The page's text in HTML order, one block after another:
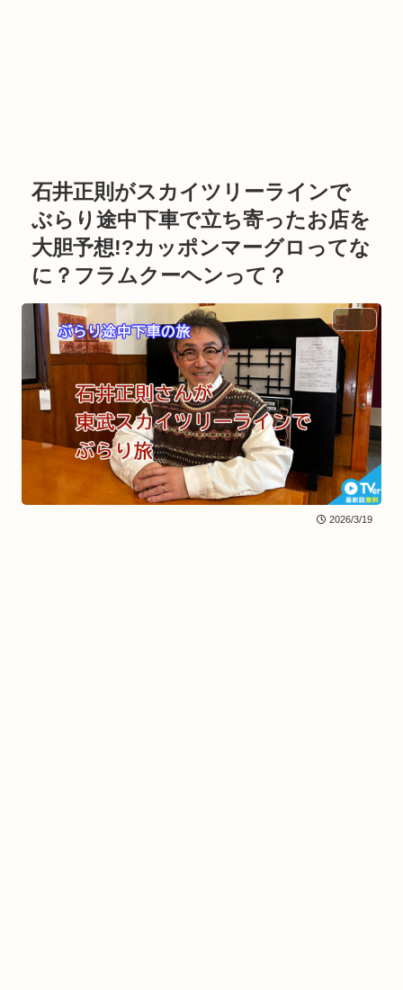
石井正則がスカイツリーラインで
ぶらり途中下車で立ち寄ったお店を
大胆予想!?カッポンマーグロってな
に？フラムクーヘンって？
BLOG
2026/3/19